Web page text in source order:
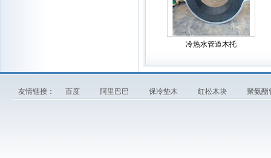
冷热水管道木托
友情链接： 百度 阿里巴巴 保冷垫木 红松木块 聚氨